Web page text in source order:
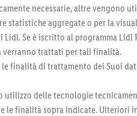
necessarie, altre vengono
aggregate o per la
Se è iscritto al programma Lidl
verranno trattati per tali finalità.
le finalità di trattamento dei Suoi
utilizzo delle tecnologie
le finalità sopra indicate. Ulteriori